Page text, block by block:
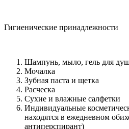
Гигиенические принадлежности
Шампунь, мыло, гель для
Мочалка
Зубная паста и щетка
Расческа
Сухие и влажные салфетки
Индивидуальные
находятся в ежедневном
антиперспирант)